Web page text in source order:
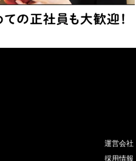
運営会社
採用情報